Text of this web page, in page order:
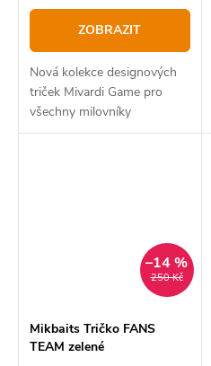
ZOBRAZIT
Nová kolekce designových
triček Mivardi Game pro
všechny milovníky
adrenalinového rybolovu.
250 Kč
–14 %
Mikbaits Tričko FANS
TEAM zelené